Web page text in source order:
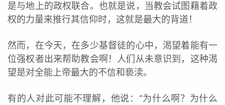
是与地上的政权联合。也就是说，当教会试图藉着政
权的力量来推行其信仰时，这就是最大的背道！
然而，在今天，在多少基督徒的心中，渴望着能有一
位强权者出来帮助教会啊！人们从未意识到，这种渴
望是对全能上帝最大的不信和亵渎。
有的人对此可能不理解，他说：“为什么啊？为什么